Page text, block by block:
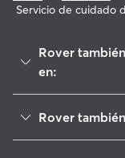
Servicio de cuidado
Rover
en:
Rover